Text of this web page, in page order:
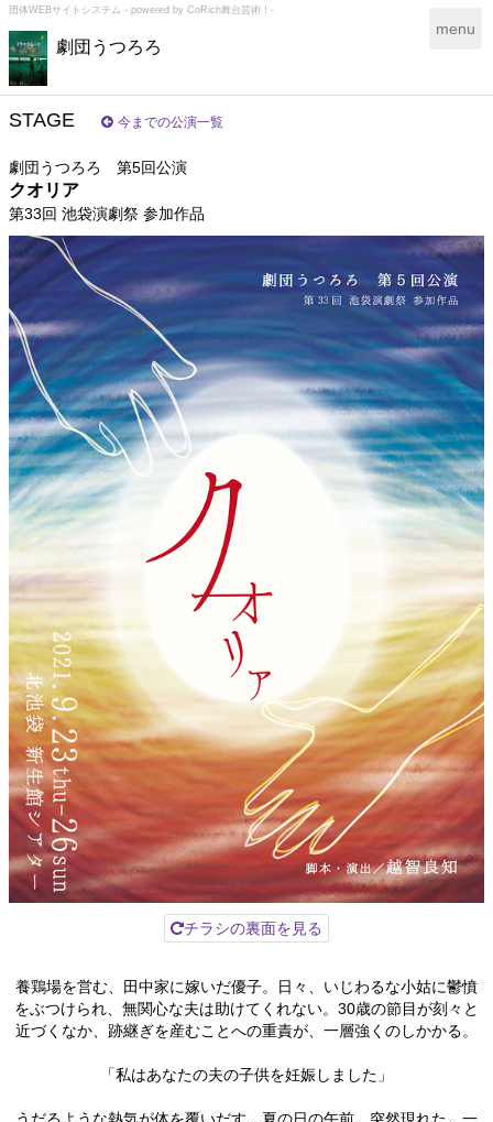
団体WEBサイトシステム - powered by CoRich舞台芸術！-
劇団うつろろ
T
g
g
a
t
o
n
menu
STAGE 今までの公演一覧
劇団うつろろ 第5回公演
クオリア
第33回 池袋演劇祭 参加作品
チラシの裏面を見る
養鶏場を営む、田中家に嫁いだ優子。日々、いじわるな小姑に鬱憤
をぶつけられ、無関心な夫は助けてくれない。30歳の節目が刻々と
近づくなか、跡継ぎを産むことへの重責が、一層強くのしかかる。
「私はあなたの夫の子供を妊娠しました」